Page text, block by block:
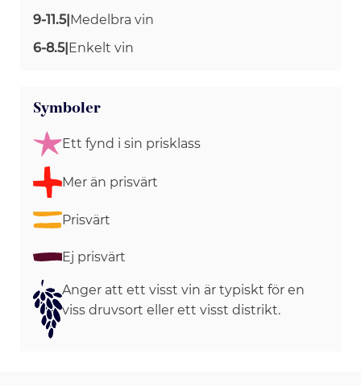
9-11.5|Medelbra vin
6-8.5|Enkelt vin
Symboler
Ett fynd i sin prisklass
Mer än prisvärt
Prisvärt
Ej prisvärt
Anger att ett visst vin är typiskt för en
viss druvsort eller ett visst distrikt.